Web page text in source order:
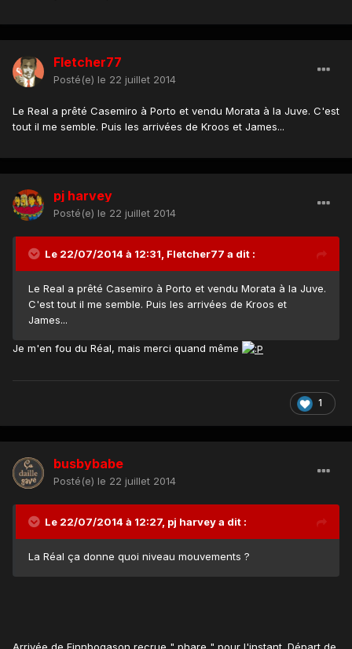
Fletcher77
Posté(e) le 22 juillet 2014
Le Real a prêté Casemiro à Porto et vendu Morata à la Juve. C'est
tout il me semble. Puis les arrivées de Kroos et James...
pj harvey
Posté(e) le 22 juillet 2014
Le 22/07/2014 à 12:31, Fletcher77 a dit :
Le Real a prêté Casemiro à Porto et vendu Morata à la Juve.
C'est tout il me semble. Puis les arrivées de Kroos et
James...
Je m'en fou du Réal, mais merci quand même
1
busbybabe
Posté(e) le 22 juillet 2014
Le 22/07/2014 à 12:27, pj harvey a dit :
La Réal ça donne quoi niveau mouvements ?